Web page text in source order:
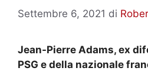
Settembre 6, 2021 di
Jean-Pierre Adams, ex
PSG e della nazionale